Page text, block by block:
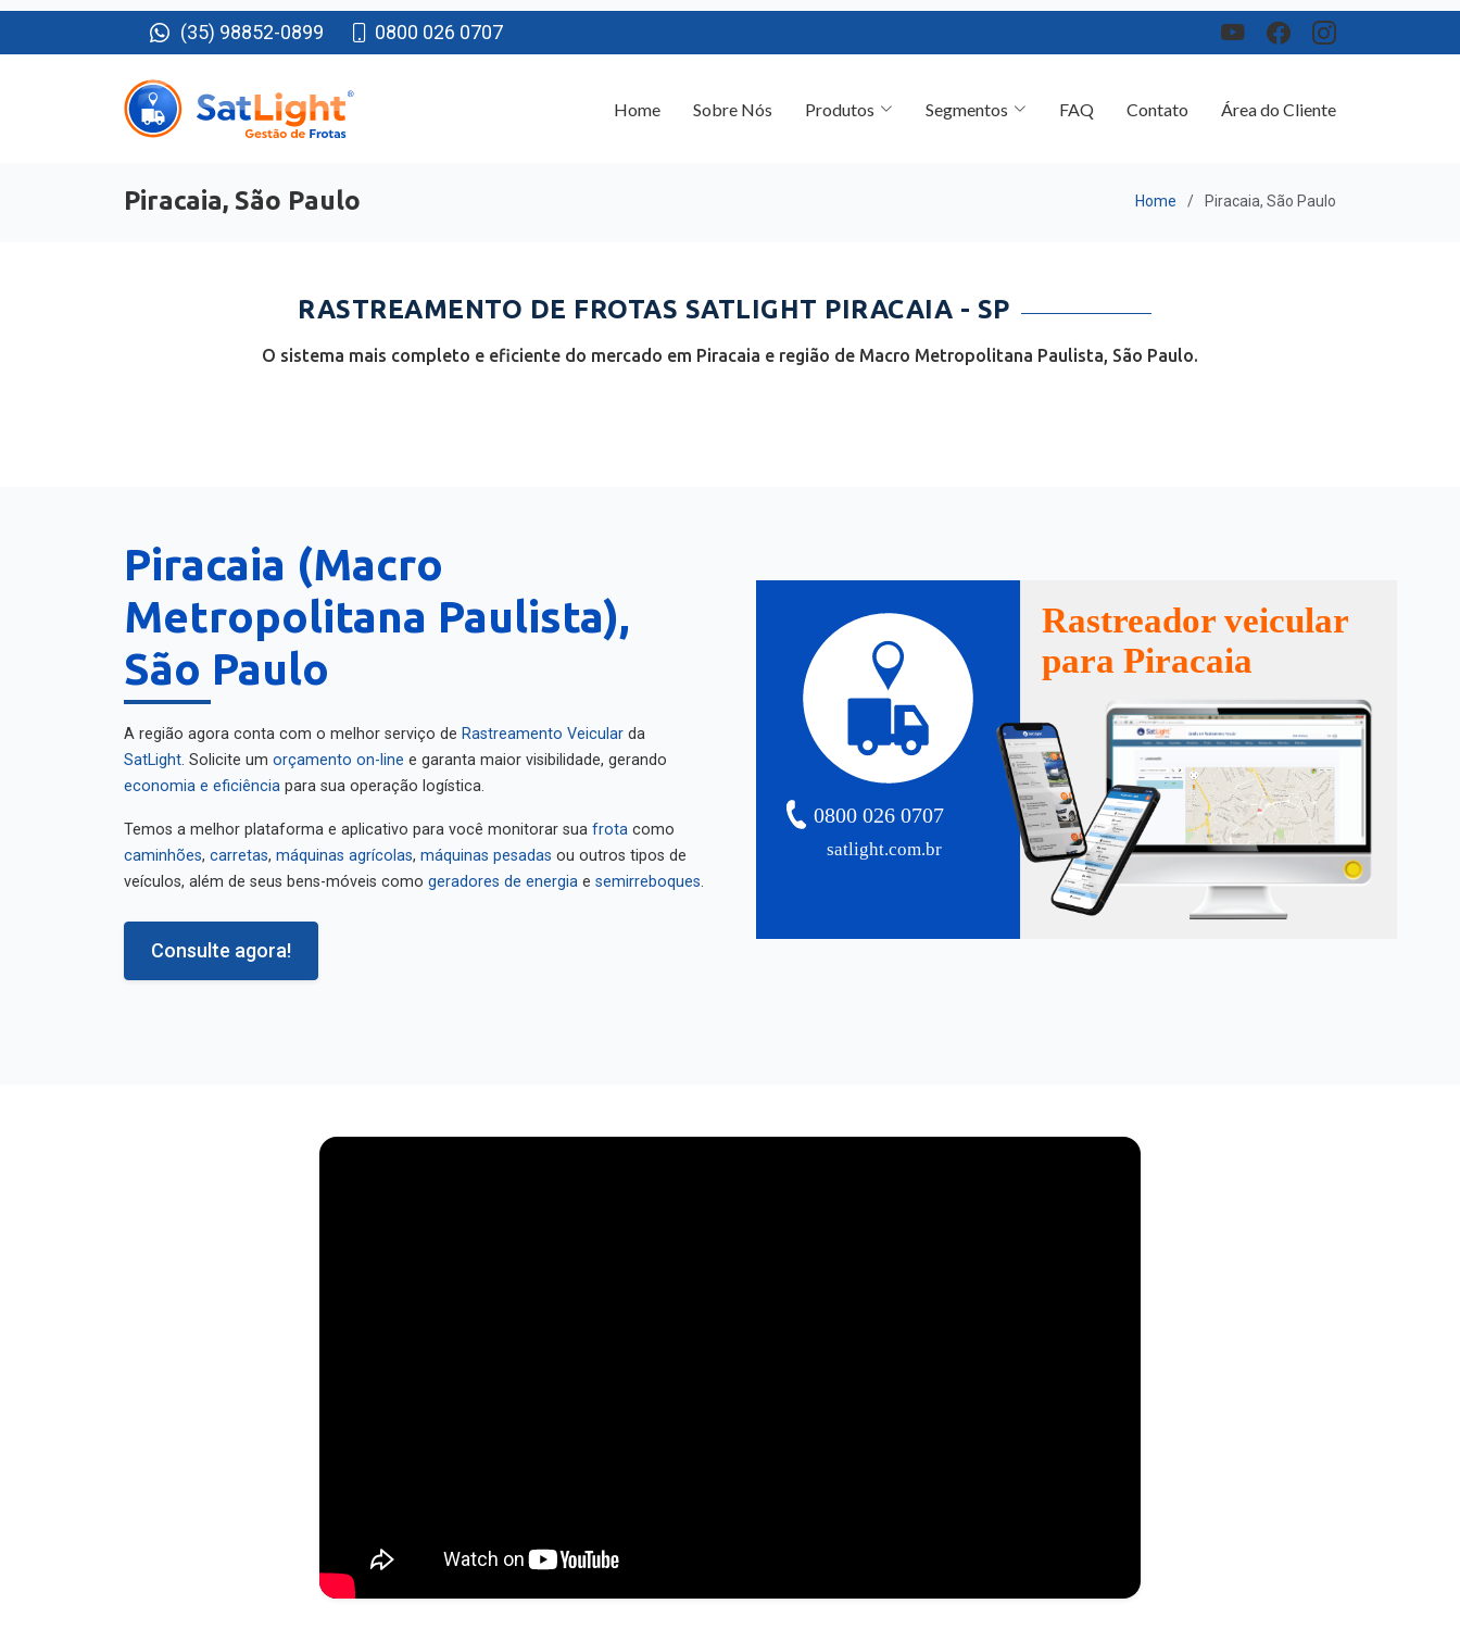
(35) 98852-0899 0800 026 0707
Área do Cliente
Piracaia, São Paulo Home Piracaia, São Paulo
RASTREAMENTO DE FROTAS SATLIGHT PIRACAIA - SP
O sistema mais completo e eficiente do mercado em Piracaia e região de Macro Metropolitana Paulista, São Paulo.
Piracaia (Macro
Metropolitana Paulista),
São Paulo
A região agora conta com o melhor serviço de Rastreamento Veicular da
SatLight . Solicite um orçamento on-line e garanta maior visibilidade, gerando
economia e eficiência para sua operação logística.
Temos a melhor plataforma e aplicativo para você monitorar sua frota como
caminhões carretas máquinas agrícolas máquinas pesadas ou outros tipos de
veículos, além de seus bens-móveis como geradores de energia e semirreboques
Consulte agora!
satlight.com.br
0800 026 0707
Rastreador veicular
para Piracaia